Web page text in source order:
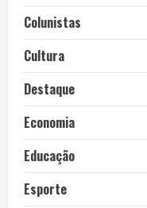
Colunistas
Cultura
Destaque
Economia
Educação
Esporte